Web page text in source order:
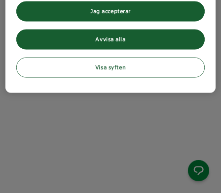
Avvisa alla
Jag accepterar
Visa syften